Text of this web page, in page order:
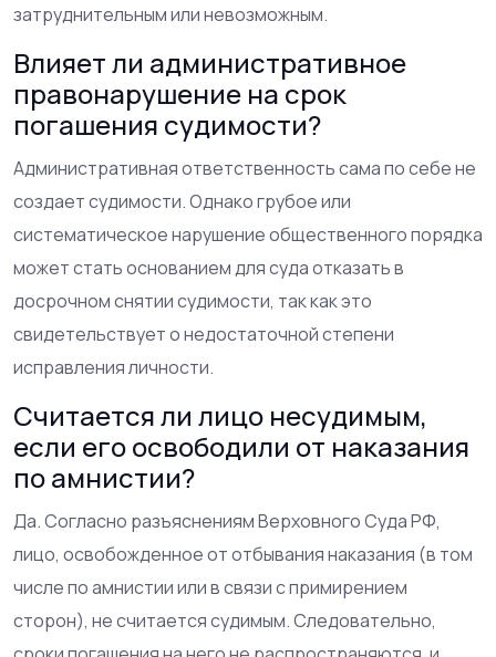
затруднительным или невозможным.
Влияет ли административное
правонарушение на срок
погашения судимости?
Административная ответственность сама по себе не
создает судимости. Однако грубое или
систематическое нарушение общественного порядка
может стать основанием для суда отказать в
досрочном снятии судимости, так как это
свидетельствует о недостаточной степени
исправления личности.
Считается ли лицо несудимым,
если его освободили от наказания
по амнистии?
Да. Согласно разъяснениям Верховного Суда РФ,
лицо, освобожденное от отбывания наказания (в том
числе по амнистии или в связи с примирением
сторон), не считается судимым. Следовательно,